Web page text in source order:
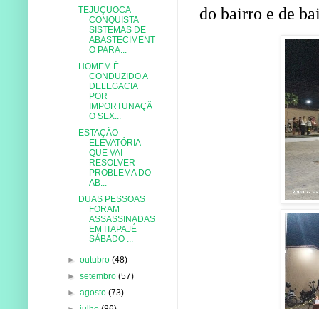
do bairro e de
TEJUÇUOCA
CONQUISTA
SISTEMAS DE
ABASTECIMENT
O PARA...
HOMEM É
CONDUZIDO A
DELEGACIA
POR
IMPORTUNAÇÃ
O SEX...
ESTAÇÃO
ELEVATÓRIA
QUE VAI
RESOLVER
PROBLEMA DO
AB...
DUAS PESSOAS
FORAM
ASSASSINADAS
EM ITAPAJÉ
SÁBADO ...
►outubro(48)
►setembro(57)
►agosto(73)